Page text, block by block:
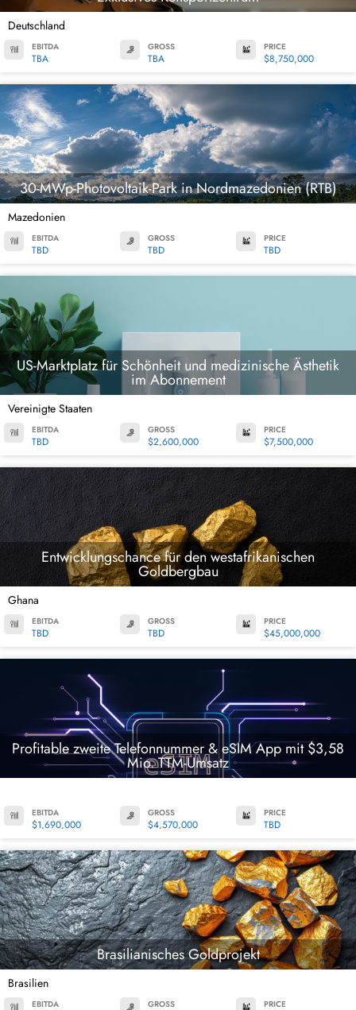
Deutschland
EBITDA
TBA
GROSS
TBA
PRICE
$8,750,000
30-MWp-Photovoltaik-Park in Nordmazedonien (RTB)
Mazedonien
EBITDA
TBD
GROSS
TBD
PRICE
TBD
US-Marktplatz für Schönheit und medizinische Ästhetik
im Abonnement
Vereinigte Staaten
EBITDA
TBD
GROSS
$2,600,000
PRICE
$7,500,000
Entwicklungschance für den westafrikanischen
Goldbergbau
Ghana
EBITDA
TBD
GROSS
TBD
PRICE
$45,000,000
Profitable zweite Telefonnummer & eSIM App mit $3,58
Mio. TTM-Umsatz
EBITDA
$1,690,000
GROSS
$4,570,000
PRICE
TBD
Brasilianisches Goldprojekt
Brasilien
EBITDA GROSS PRICE